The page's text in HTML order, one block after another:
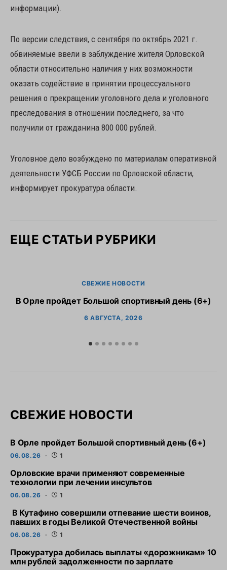
информации).
По версии следствия, с сентября по октябрь 2021 г.
обвиняемые ввели в заблуждение жителя Орловской
области относительно наличия у них возможности
оказать содействие в принятии процессуального
решения о прекращении уголовного дела и уголовного
преследования в отношении последнего, за что
получили от гражданина 800 000 рублей.
Уголовное дело возбуждено по материалам оперативной
деятельности УФСБ России по Орловской области,
информирует прокуратура области.
ЕЩЕ СТАТЬИ РУБРИКИ
СВЕЖИЕ НОВОСТИ
В Орле пройдет Большой спортивный день (6+)
6 АВГУСТА, 2026
СВЕЖИЕ НОВОСТИ
В Орле пройдет Большой спортивный день (6+)
06.08.26 1
Орловские врачи применяют современные
технологии при лечении инсультов
06.08.26 1
В Кутафино совершили отпевание шести воинов,
павших в годы Великой Отечественной войны
06.08.26 1
Прокуратура добилась выплаты «дорожникам» 10
млн рублей задолженности по зарплате